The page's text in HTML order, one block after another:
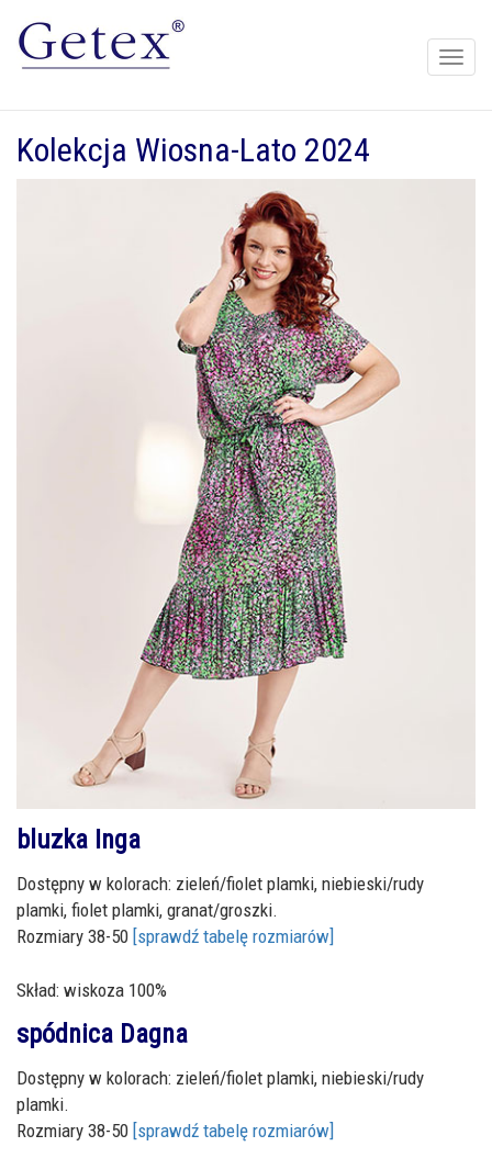
Toggle
Kolekcja Wiosna-Lato 2024
bluzka Inga
Dostępny w kolorach: zieleń/fiolet plamki, niebieski/rudy
plamki, fiolet plamki, granat/groszki.
Rozmiary 38-50 [sprawdź tabelę rozmiarów]
Skład: wiskoza 100%
spódnica Dagna
Dostępny w kolorach: zieleń/fiolet plamki, niebieski/rudy
plamki.
Rozmiary 38-50 [sprawdź tabelę rozmiarów]